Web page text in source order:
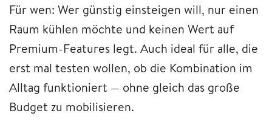
Für wen: Wer günstig einsteigen will, nur einen
Raum kühlen möchte und keinen Wert auf
Premium-Features legt. Auch ideal für alle, die
erst mal testen wollen, ob die Kombination im
Alltag funktioniert — ohne gleich das große
Budget zu mobilisieren.